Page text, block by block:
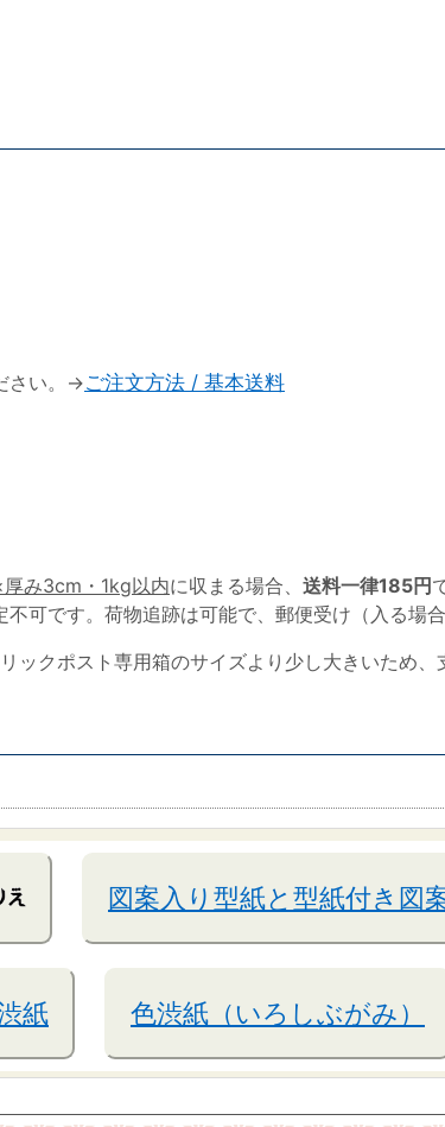
さい。→ご注文方法 / 基本送料
み3cm・1kg以内に収まる場合、 送料一律185円
可です。荷物追跡は可能で、郵便受け（入る場
ックポスト専用箱のサイズより少し大きいため
図案入り型紙と型紙付き図
紙 色渋紙（いろしぶがみ）